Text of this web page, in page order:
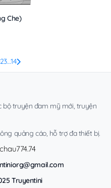
Che)
23…14
bộ truyện đam mỹ mới, truyện
quảng cáo, hỗ trợ đa thiết bị.
Truyentini